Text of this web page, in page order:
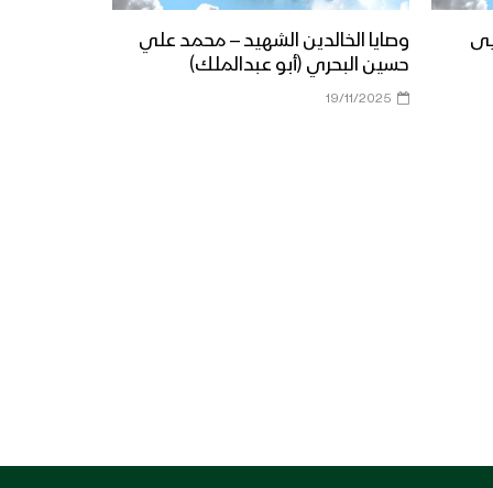
وصايا الخالدين الشهيد – محمد علي
حسين البحري (أبو عبدالملك)
19/11/2025